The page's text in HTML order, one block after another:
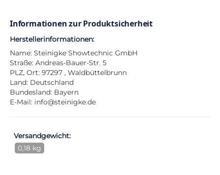
Informationen zur Produktsicherheit
Herstellerinformationen:
Name: Steinigke Showtechnic GmbH
Straße: Andreas-Bauer-Str. 5
PLZ, Ort: 97297 , Waldbüttelbrunn
Land: Deutschland
Bundesland: Bayern
E-Mail: info@steinigke.de
Versandgewicht:
0,18 kg